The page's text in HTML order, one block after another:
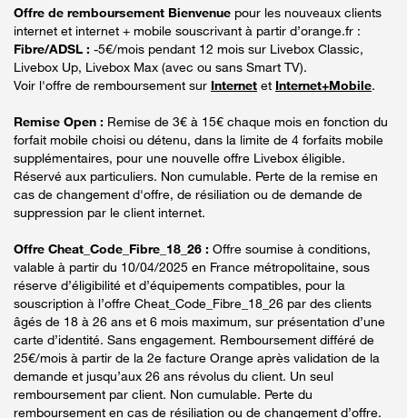
Offre de remboursement Bienvenue pour les nouveaux clients
internet et internet + mobile souscrivant à partir d’orange.fr :
Fibre/ADSL : -5€/mois pendant 12 mois sur Livebox Classic,
Livebox Up, Livebox Max (avec ou sans Smart TV).
Voir l'offre de remboursement sur Internet et Internet+Mobile.
Remise Open : Remise de 3€ à 15€ chaque mois en fonction du
forfait mobile choisi ou détenu, dans la limite de 4 forfaits mobile
supplémentaires, pour une nouvelle offre Livebox éligible.
Réservé aux particuliers. Non cumulable. Perte de la remise en
cas de changement d'offre, de résiliation ou de demande de
suppression par le client internet.
Offre Cheat_Code_Fibre_18_26 : Offre soumise à conditions,
valable à partir du 10/04/2025 en France métropolitaine, sous
réserve d’éligibilité et d’équipements compatibles, pour la
souscription à l’offre Cheat_Code_Fibre_18_26 par des clients
âgés de 18 à 26 ans et 6 mois maximum, sur présentation d’une
carte d’identité. Sans engagement. Remboursement différé de
25€/mois à partir de la 2e facture Orange après validation de la
demande et jusqu’aux 26 ans révolus du client. Un seul
remboursement par client. Non cumulable. Perte du
remboursement en cas de résiliation ou de changement d’offre.